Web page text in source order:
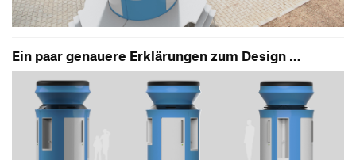
Ein paar genauere Erklärungen zum Design …